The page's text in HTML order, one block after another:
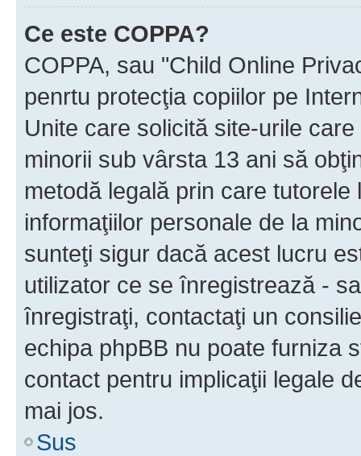
Ce este COPPA?
COPPA, sau "Child Online
penrtu protecţia copiilor pe
Unite care solicită site-urile
minorii sub vârsta 13 ani să
metodă legală prin care
informaţiilor personale de la
sunteţi sigur dacă acest lucru
utilizator ce se înregistrează -
înregistraţi, contactaţi un
echipa phpBB nu poate furniza
contact pentru implicaţii legale
mai jos.
Sus